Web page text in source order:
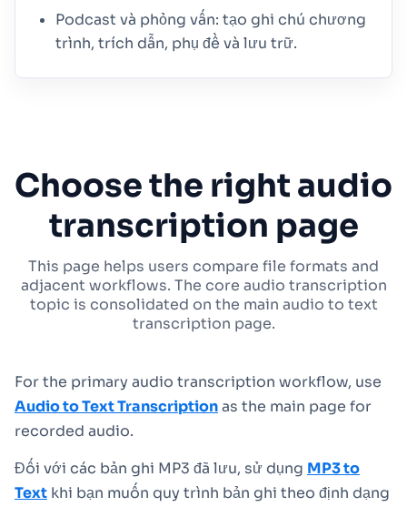
Podcast và phỏng vấn: tạo ghi chú chương
trình, trích dẫn, phụ đề và lưu trữ.
Choose the right audio
transcription page
This page helps users compare file formats and
adjacent workflows. The core audio transcription
topic is consolidated on the main audio to text
transcription page.
For the primary audio transcription workflow, use
Audio to Text Transcriptionas the main page for
recorded audio.
Đối với các bản ghi MP3 đã lưu, sử dụng MP3 to
Text khi bạn muốn quy trình bản ghi theo định dạng